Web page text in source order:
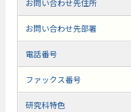
お問い合わせ先住所
お問い合わせ先部署
電話番号
ファックス番号
研究科特色